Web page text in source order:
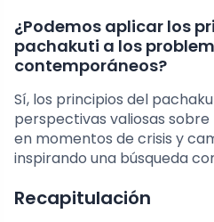
¿Podemos aplicar los
pachakuti a los
contemporáneos?
Sí, los principios del
perspectivas valiosas
en momentos de crisis y
inspirando una búsqueda
Recapitulación